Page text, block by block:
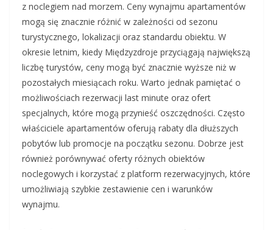
z noclegiem nad morzem. Ceny wynajmu apartamentów
mogą się znacznie różnić w zależności od sezonu
turystycznego, lokalizacji oraz standardu obiektu. W
okresie letnim, kiedy Międzyzdroje przyciągają największą
liczbę turystów, ceny mogą być znacznie wyższe niż w
pozostałych miesiącach roku. Warto jednak pamiętać o
możliwościach rezerwacji last minute oraz ofert
specjalnych, które mogą przynieść oszczędności. Często
właściciele apartamentów oferują rabaty dla dłuższych
pobytów lub promocje na początku sezonu. Dobrze jest
również porównywać oferty różnych obiektów
noclegowych i korzystać z platform rezerwacyjnych, które
umożliwiają szybkie zestawienie cen i warunków
wynajmu.